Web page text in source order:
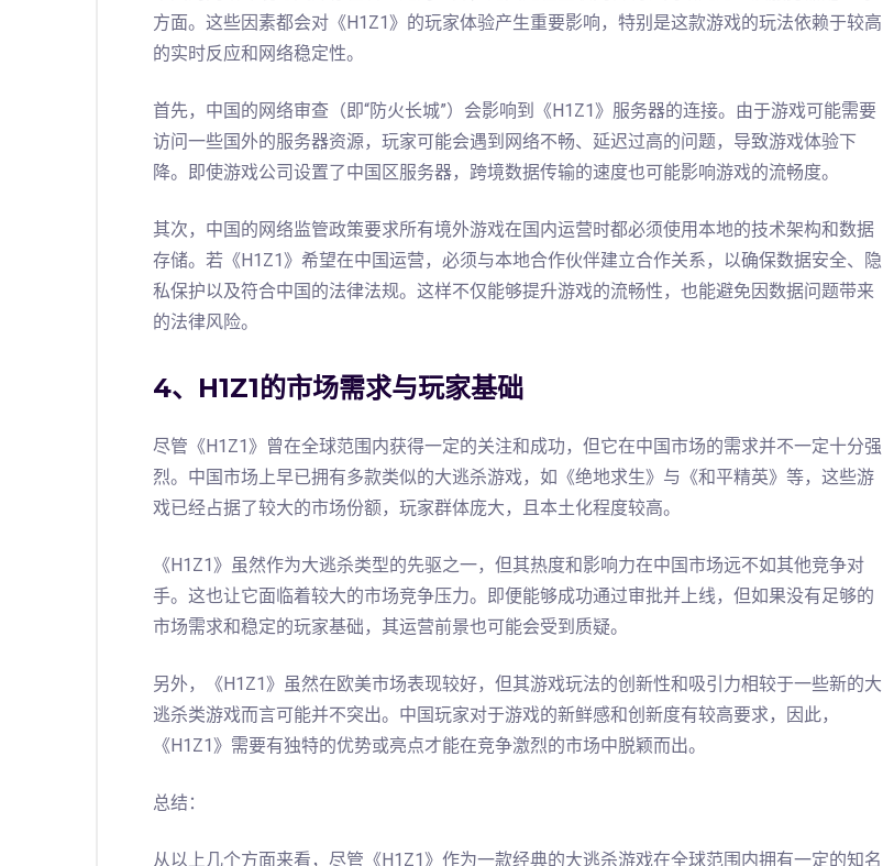
方面。这些因素都会对《H1Z1》的玩家体验产生重要影响，特别是这款游戏的玩法依赖于较高
的实时反应和网络稳定性。
首先，中国的网络审查（即“防火长城”）会影响到《H1Z1》服务器的连接。由于游戏可能需要
访问一些国外的服务器资源，玩家可能会遇到网络不畅、延迟过高的问题，导致游戏体验下
降。即使游戏公司设置了中国区服务器，跨境数据传输的速度也可能影响游戏的流畅度。
其次，中国的网络监管政策要求所有境外游戏在国内运营时都必须使用本地的技术架构和数据
存储。若《H1Z1》希望在中国运营，必须与本地合作伙伴建立合作关系，以确保数据安全、隐
私保护以及符合中国的法律法规。这样不仅能够提升游戏的流畅性，也能避免因数据问题带来
的法律风险。
4、H1Z1的市场需求与玩家基础
尽管《H1Z1》曾在全球范围内获得一定的关注和成功，但它在中国市场的需求并不一定十分强
烈。中国市场上早已拥有多款类似的大逃杀游戏，如《绝地求生》与《和平精英》等，这些游
戏已经占据了较大的市场份额，玩家群体庞大，且本土化程度较高。
《H1Z1》虽然作为大逃杀类型的先驱之一，但其热度和影响力在中国市场远不如其他竞争对
手。这也让它面临着较大的市场竞争压力。即便能够成功通过审批并上线，但如果没有足够的
市场需求和稳定的玩家基础，其运营前景也可能会受到质疑。
另外，《H1Z1》虽然在欧美市场表现较好，但其游戏玩法的创新性和吸引力相较于一些新的大
逃杀类游戏而言可能并不突出。中国玩家对于游戏的新鲜感和创新度有较高要求，因此，
《H1Z1》需要有独特的优势或亮点才能在竞争激烈的市场中脱颖而出。
总结：
从以上几个方面来看，尽管《H1Z1》作为一款经典的大逃杀游戏在全球范围内拥有一定的知名